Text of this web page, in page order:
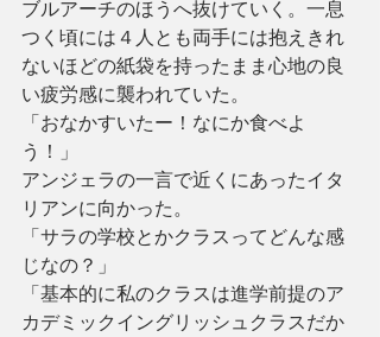
ブルアーチのほうへ抜けていく。一息
つく頃には４人とも両手には抱えきれ
ないほどの紙袋を持ったまま心地の良
い疲労感に襲われていた。
「おなかすいたー！なにか食べよ
う！」
アンジェラの一言で近くにあったイタ
リアンに向かった。
「サラの学校とかクラスってどんな感
じなの？」
「基本的に私のクラスは進学前提のア
カデミックイングリッシュクラスだか